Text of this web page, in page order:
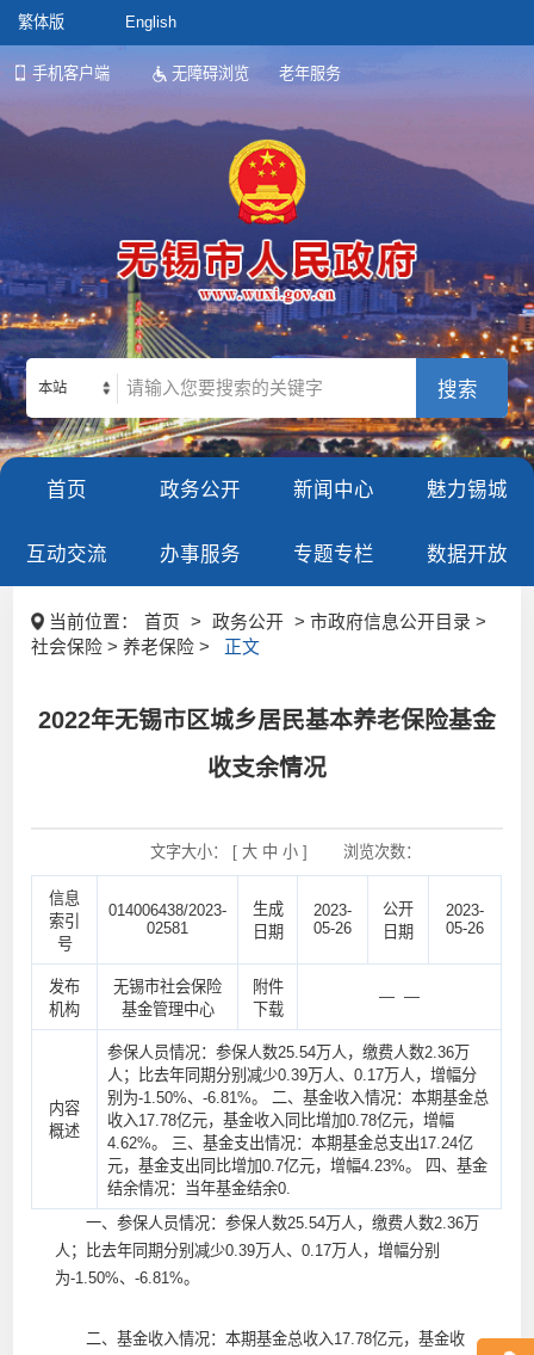
繁体版 English
手机客户端 无障碍浏览 老年服务
本站
首页 政务公开 新闻中心 魅力锡城
互动交流 办事服务 专题专栏 数据开放
当前位置： 首页 > 政务公开
> 市政府信息公开目录 >
社会保险 > 养老保险 >
正文
2022年无锡市区城乡居民基本养老保险基金
收支余情况
文字大小： [ 大 中 小] 浏览次数：
信息
索引
号
014006438/2023-
02581
生成
日期
2023-
05-26
公开
日期
2023-
05-26
发布
机构
无锡市社会保险
基金管理中心
附件
下载
— —
内容
概述
参保人员情况：参保人数25.54万人，缴费人数2.36万
人；比去年同期分别减少0.39万人、0.17万人，增幅分
别为-1.50%、-6.81%。 二、基金收入情况：本期基金总
收入17.78亿元，基金收入同比增加0.78亿元，增幅
4.62%。 三、基金支出情况：本期基金总支出17.24亿
元，基金支出同比增加0.7亿元，增幅4.23%。 四、基金
结余情况：当年基金结余0.
一、参保人员情况：参保人数25.54万人，缴费人数2.36万
人；比去年同期分别减少0.39万人、0.17万人，增幅分别
为-1.50%、-6.81%。
二、基金收入情况：本期基金总收入17.78亿元，基金收